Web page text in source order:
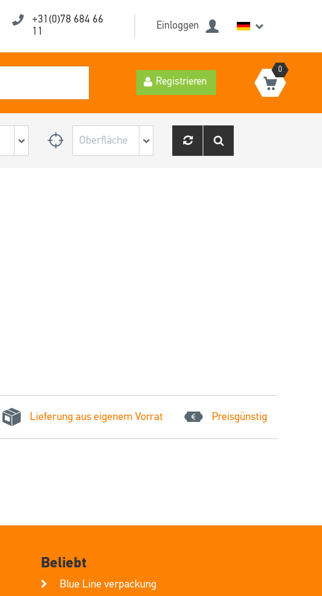
+31(0)78 684 66
11
Einloggen
Registrieren
0
Lieferung aus eigenem Vorrat Preisgünstig
Beliebt
Blue Line verpackung